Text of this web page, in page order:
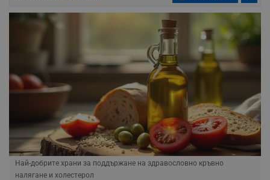
Най-добрите храни за поддържане на здравословно кръвно
налягане и холестерол